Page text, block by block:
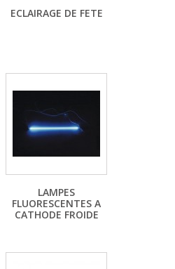
ECLAIRAGE DE FETE
LAMPES
FLUORESCENTES A
CATHODE FROIDE